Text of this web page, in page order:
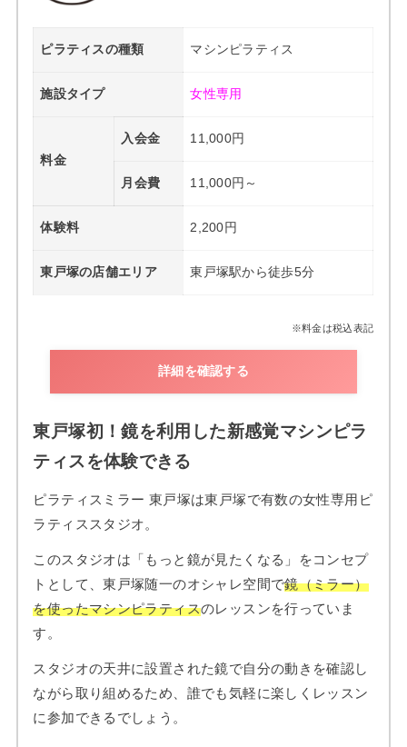
ピラティスの種類 マシンピラティス
施設タイプ 女性専用
料金
入会金 11,000円
月会費 11,000円～
体験料 2,200円
東戸塚の店舗エリア 東戸塚駅から徒歩5分
※料金は税込表記
詳細を確認する
東戸塚初！鏡を利用した新感覚マシンピラ
ティスを体験できる
ピラティスミラー 東戸塚は東戸塚で有数の女性専用ピ
ラティススタジオ。
このスタジオは「もっと鏡が見たくなる」をコンセプ
トとして、東戸塚随一のオシャレ空間で鏡（ミラー）
を使ったマシンピラティスのレッスンを行っていま
す。
スタジオの天井に設置された鏡で自分の動きを確認し
ながら取り組めるため、誰でも気軽に楽しくレッスン
に参加できるでしょう。